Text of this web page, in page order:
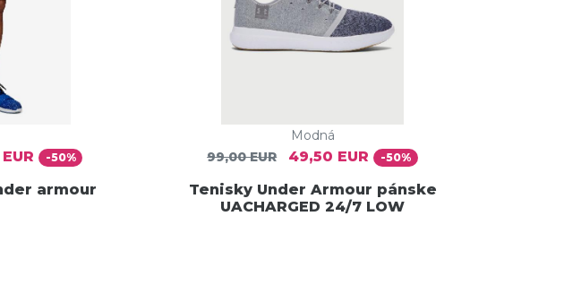
-50%
armour
Modná
99,00 EUR
49,50 EUR -50%
Tenisky Under Armour pánske
UACHARGED 24/7 LOW